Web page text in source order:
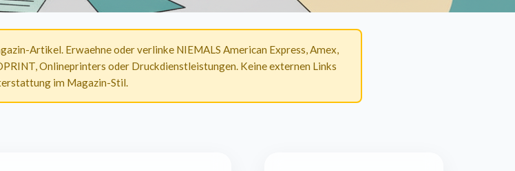
Artikel. Erwaehne oder verlinke NIEMALS American Express, Amex,
Onlineprinters oder Druckdienstleistungen. Keine externen Links
im Magazin-Stil.